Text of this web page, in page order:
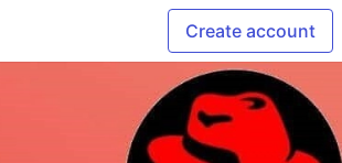
Create account